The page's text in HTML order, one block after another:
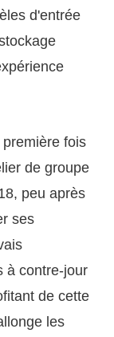
d'entrée
fois
de groupe
peu après
ses
à contre-jour
de cette
les